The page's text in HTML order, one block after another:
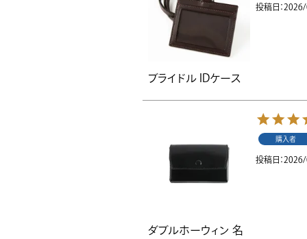
ブライドル IDケース
投稿日
ダブルホーウィン 名
購入者
投稿日